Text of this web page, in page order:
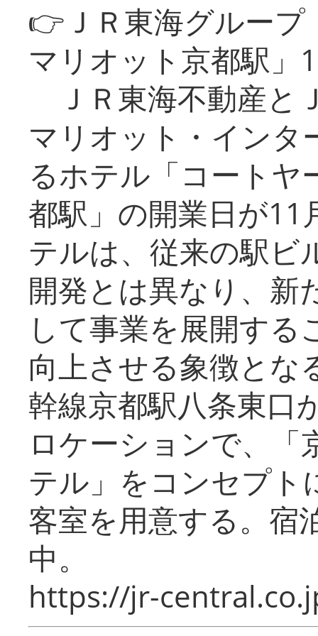
👉ＪＲ東海グルー
マリオット京都駅」
ＪＲ東海不動産と
マリオット・インタ
るホテル「コートヤ
都駅」の開業日が11
テルは、従来の駅ビ
開発とは異なり、新
して事業を展開する
向上させる象徴とな
幹線京都駅八条東口
ロケーションで、「
テル」をコンセプト
客室を用意する。宿
中。
https://jr-